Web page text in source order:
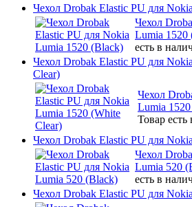
Чехол Drobak Elastic PU для
Чехол
Lumia 1520
есть в
Чехол Drobak Elastic PU для
Clear)
Чехол
Lumia
Товар
Чехол Drobak Elastic PU для
Чехол
Lumia 520
есть в
Чехол Drobak Elastic PU для